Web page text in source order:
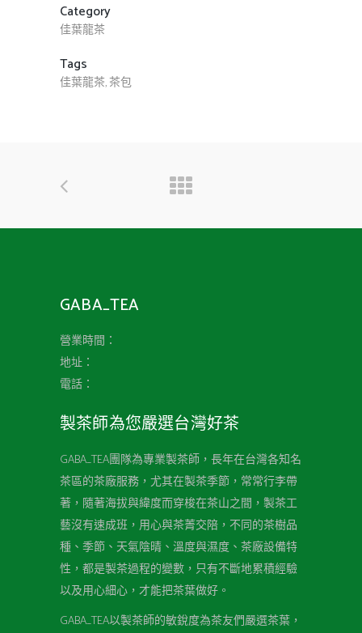
Category
佳葉龍茶
Tags
佳葉龍茶, 茶包
GABA_TEA
營業時間：
地址：
電話：
製茶師為您嚴選台灣好茶
GABA_TEA團隊為專業製茶師，長年在台灣各知名
茶區的茶廠服務，尤其在製茶季節，常常行李帶
著，隨著海拔與緯度而穿梭在茶山之間，製茶工
藝沒有速成班，用心與茶菁交陪，不同的茶樹品
種、季節、天氣陰晴、溫度與濕度、茶廠設備特
性，都是製茶過程的變數，只有不斷地累積經驗
以及用心細心，才能把茶葉做好。
GABA_TEA以製茶師的敏銳度為茶友們嚴選茶葉，